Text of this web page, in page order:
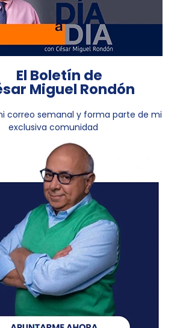
El Boletín de
Miguel Rondón
correo semanal y forma parte de mi
exclusiva comunidad